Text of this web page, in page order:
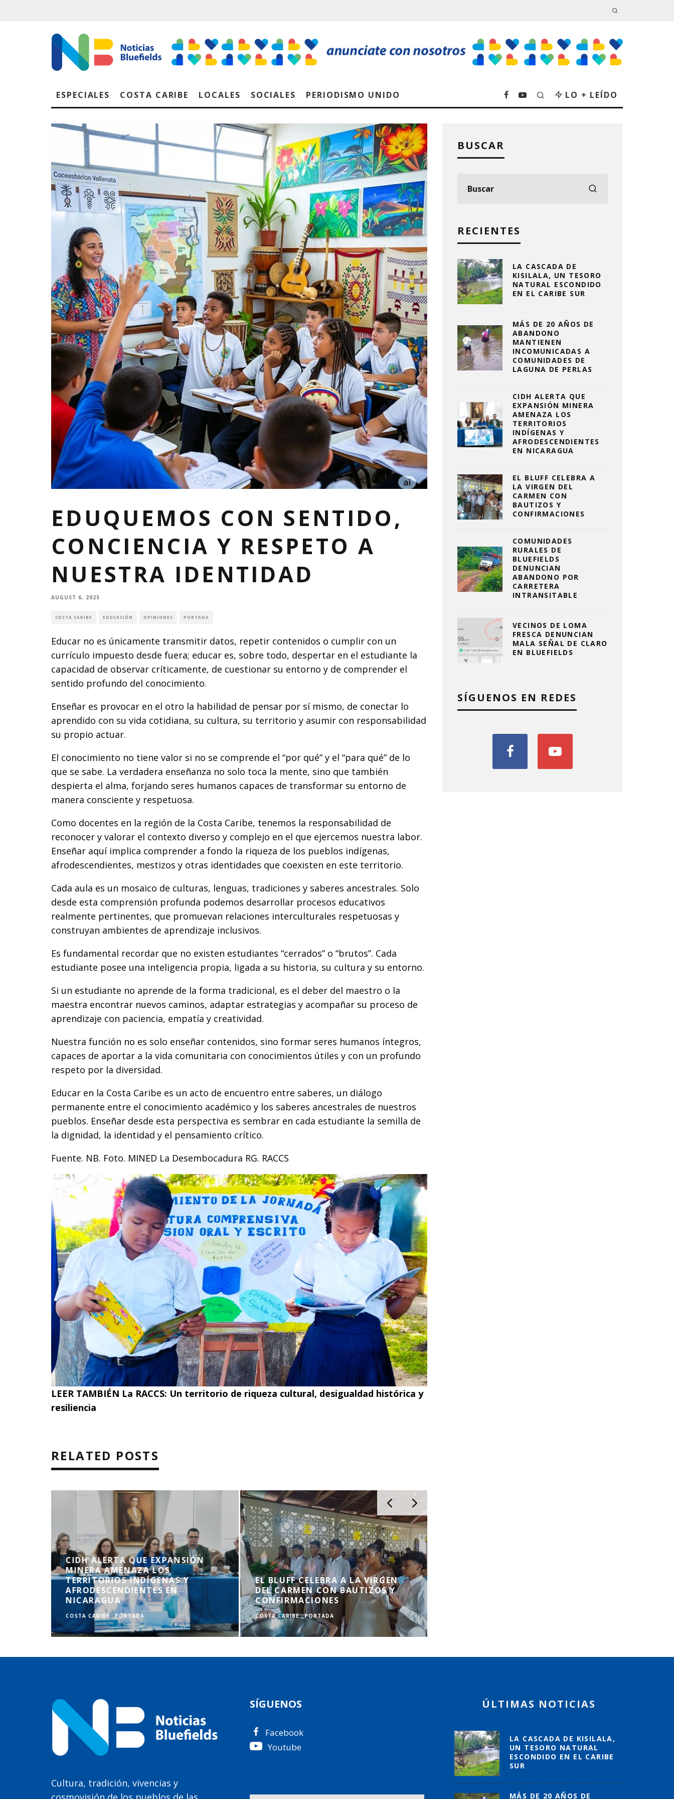
ESPECIALES COSTA CARIBE LOCALES SOCIALES PERIODISMO UNIDO LO + LEÍDO
EDUQUEMOS CON SENTIDO,
CONCIENCIA Y RESPETO A
NUESTRA IDENTIDAD
AUGUST 6, 2025
COSTA CARIBE EDUCACIÓN OPINIONES PORTADA
Educar no es únicamente transmitir datos, repetir contenidos o cumplir con un
currículo impuesto desde fuera; educar es, sobre todo, despertar en el estudiante la
capacidad de observar críticamente, de cuestionar su entorno y de comprender el
sentido profundo del conocimiento.
Enseñar es provocar en el otro la habilidad de pensar por sí mismo, de conectar lo
aprendido con su vida cotidiana, su cultura, su territorio y asumir con responsabilidad
su propio actuar.
El conocimiento no tiene valor si no se comprende el “por qué” y el “para qué” de lo
que se sabe. La verdadera enseñanza no solo toca la mente, sino que también
despierta el alma, forjando seres humanos capaces de transformar su entorno de
manera consciente y respetuosa.
Como docentes en la región de la Costa Caribe, tenemos la responsabilidad de
reconocer y valorar el contexto diverso y complejo en el que ejercemos nuestra labor.
Enseñar aquí implica comprender a fondo la riqueza de los pueblos indígenas,
afrodescendientes, mestizos y otras identidades que coexisten en este territorio.
Cada aula es un mosaico de culturas, lenguas, tradiciones y saberes ancestrales. Solo
desde esta comprensión profunda podemos desarrollar procesos educativos
realmente pertinentes, que promuevan relaciones interculturales respetuosas y
construyan ambientes de aprendizaje inclusivos.
Es fundamental recordar que no existen estudiantes “cerrados” o “brutos”. Cada
estudiante posee una inteligencia propia, ligada a su historia, su cultura y su entorno.
Si un estudiante no aprende de la forma tradicional, es el deber del maestro o la
maestra encontrar nuevos caminos, adaptar estrategias y acompañar su proceso de
aprendizaje con paciencia, empatía y creatividad.
Nuestra función no es solo enseñar contenidos, sino formar seres humanos íntegros,
capaces de aportar a la vida comunitaria con conocimientos útiles y con un profundo
respeto por la diversidad.
Educar en la Costa Caribe es un acto de encuentro entre saberes, un diálogo
permanente entre el conocimiento académico y los saberes ancestrales de nuestros
pueblos. Enseñar desde esta perspectiva es sembrar en cada estudiante la semilla de
la dignidad, la identidad y el pensamiento crítico.
Fuente. NB. Foto. MINED La Desembocadura RG. RACCS
LEER TAMBIÉN La RACCS: Un territorio de riqueza cultural, desigualdad histórica y
resiliencia
RELATED POSTS
CIDH ALERTA QUE EXPANSIÓN
MINERA AMENAZA LOS
TERRITORIOS INDÍGENAS Y
AFRODESCENDIENTES EN
NICARAGUA
COSTA CARIBE PORTADA
EL BLUFF CELEBRA A LA VIRGEN
DEL CARMEN CON BAUTIZOS Y
CONFIRMACIONES
COSTA CARIBE PORTADA
BUSCAR
RECIENTES
LA CASCADA DE
KISILALA, UN TESORO
NATURAL ESCONDIDO
EN EL CARIBE SUR
MÁS DE 20 AÑOS DE
ABANDONO
MANTIENEN
INCOMUNICADAS A
COMUNIDADES DE
LAGUNA DE PERLAS
CIDH ALERTA QUE
EXPANSIÓN MINERA
AMENAZA LOS
TERRITORIOS
INDÍGENAS Y
AFRODESCENDIENTES
EN NICARAGUA
EL BLUFF CELEBRA A
LA VIRGEN DEL
CARMEN CON
BAUTIZOS Y
CONFIRMACIONES
COMUNIDADES
RURALES DE
BLUEFIELDS
DENUNCIAN
ABANDONO POR
CARRETERA
INTRANSITABLE
VECINOS DE LOMA
FRESCA DENUNCIAN
MALA SEÑAL DE CLARO
EN BLUEFIELDS
SÍGUENOS EN REDES
Cultura, tradición, vivencias y
SÍGUENOS
Facebook
Youtube
ÚLTIMAS NOTICIAS
LA CASCADA DE KISILALA,
UN TESORO NATURAL
ESCONDIDO EN EL CARIBE
SUR
MÁS DE 20 AÑOS DE